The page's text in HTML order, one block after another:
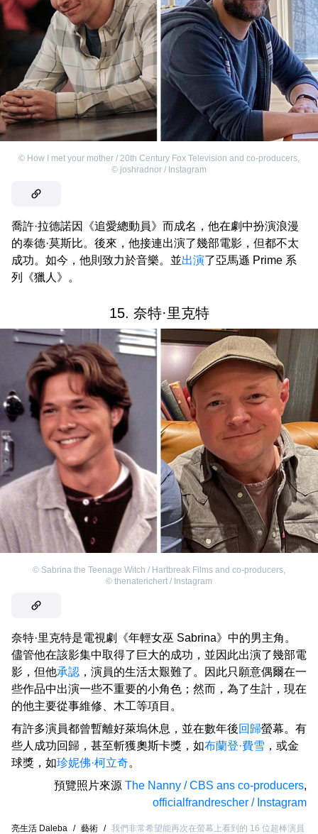
© How I met your mother / 20th Century Fox Television and co-producers
© joshradnor / Instagram
喬許·拉德諾因《追愛總動員》而成名，他在劇中扮演浪漫
的泰德·莫斯比。後來，他接連出演了幾部電影，但都不太
成功。如今，他則致力於音樂。並出演了亞馬遜 Prime 系
列《獵人》。
15. 奈特·里克特
© Sabrina the Teenage Witch / Hartbreak Films and co-producers,
© thenaterichert / Instagram
奈特·里克特是電視劇《年輕女巫 Sabrina》中的男主角。
儘管他在該影集中取得了巨大的成功，並因此出演了幾部電
影，但他承認 ，演員的生活太艱難了。因此只願意偶爾在一
些作品中出演一些不重要的小角色；然而，為了生計，現在
的他主要從事維修、木工等項目。
有許多演員都曾暫離好萊塢休息，並在數年後回歸螢幕。有
些人成功回歸，甚至斬獲奧斯卡獎，如布蘭登·費雪 ，或金
球獎，如珍妮佛·柯立奇。
預覽照片來源 The Nanny / CBS ans co-producers,
officialfrandrescher / Instagram
亮生活 Daleba / 藝術 / 我們非常希望能再次在螢幕上看到的 16 位超棒演員